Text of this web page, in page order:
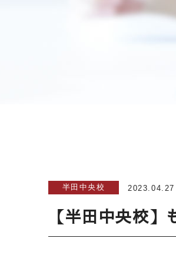
半田中央校 2023.04.27
【半田中央校